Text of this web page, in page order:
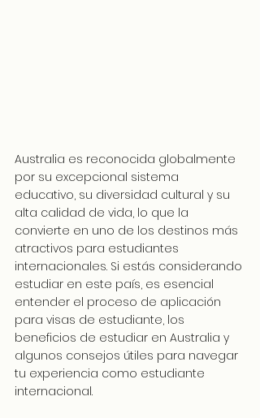
Australia es reconocida globalmente
por su excepcional sistema
educativo, su diversidad cultural y su
alta calidad de vida, lo que la
convierte en uno de los destinos más
atractivos para estudiantes
internacionales. Si estás considerando
estudiar en este país, es esencial
entender el proceso de aplicación
para visas de estudiante, los
beneficios de estudiar en Australia y
algunos consejos útiles para navegar
tu experiencia como estudiante
internacional.